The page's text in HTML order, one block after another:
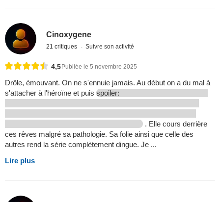
Cinoxygene
21 critiques Suivre son activité
4,5 Publiée le 5 novembre 2025
Drôle, émouvant. On ne s'ennuie jamais. Au début on a du mal à
s'attacher à l'héroïne et puis spoiler:
. Elle cours derrière
ces rêves malgré sa pathologie. Sa folie ainsi que celle des
autres rend la série complètement dingue. Je ...
Lire plus